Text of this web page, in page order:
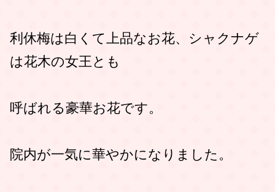
利休梅は白くて上品なお花、シャクナゲ
は花木の女王とも
呼ばれる豪華お花です。
院内が一気に華やかになりました。